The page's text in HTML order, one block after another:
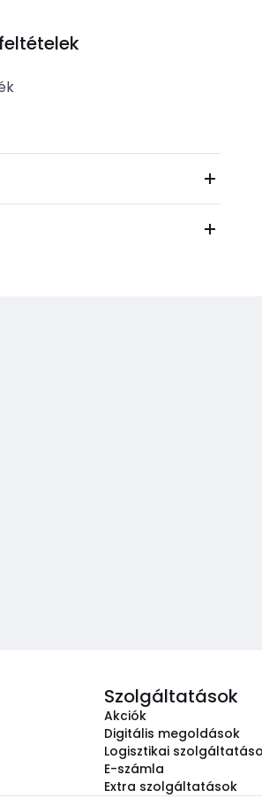
Szolgáltatások
Akciók
Digitális megoldások
Logisztikai
E-számla
Extra szolgáltatások